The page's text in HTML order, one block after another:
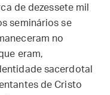
de dezessete mil
seminários se
no
eram,
sacerdotal
de Cristo